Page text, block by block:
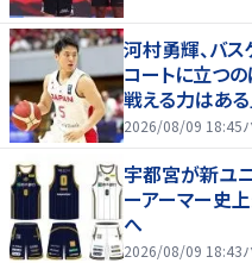
河村勇輝、バ
コートに立つ
戦える力はある
2026/08/09 18:45
宇都宮が新ユ
ーアーマー史
へ
2026/08/09 18:43